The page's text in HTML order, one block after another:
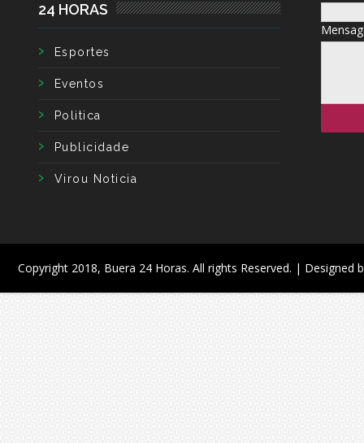
24 HORAS
Esportes
Eventos
Politica
Publicidade
Virou Noticia
Copyright 2018, Buera 24 Horas. All rights Reserved. | Designed